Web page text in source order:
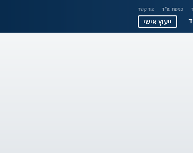
כניסת עו"ד צור קשר
ייעוץ אישי